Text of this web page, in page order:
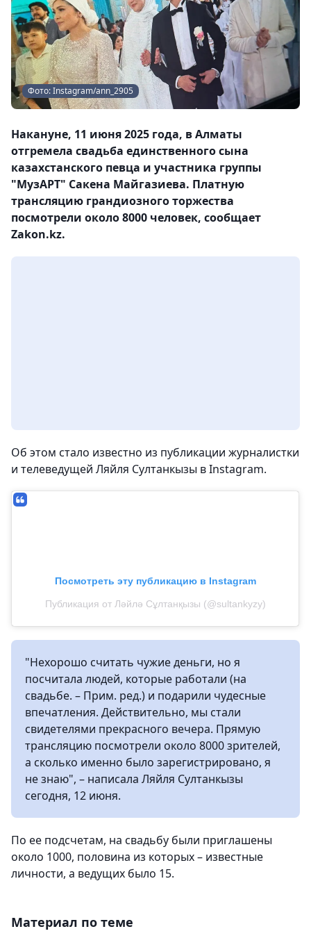
Фото: Instagram/ann_2905
Накануне, 11 июня 2025 года, в Алматы
отгремела свадьба единственного сына
казахстанского певца и участника группы
"МузАРТ" Сакена Майгазиева. Платную
трансляцию грандиозного торжества
посмотрели около 8000 человек, сообщает
Zakon.kz.
Об этом стало известно из публикации журналистки
и телеведущей Ляйля Султанкызы в Instagram.
Посмотреть эту публикацию в Instagram
Публикация от Ләйлә Сұлтанқызы (@sultankyzy)
"Нехорошо считать чужие деньги, но я
посчитала людей, которые работали (на
свадьбе. – Прим. ред.) и подарили чудесные
впечатления. Действительно, мы стали
свидетелями прекрасного вечера. Прямую
трансляцию посмотрели около 8000 зрителей,
а сколько именно было зарегистрировано, я
не знаю", – написала Ляйля Султанкызы
сегодня, 12 июня.
По ее подсчетам, на свадьбу были приглашены
около 1000, половина из которых – известные
личности, а ведущих было 15.
Материал по теме